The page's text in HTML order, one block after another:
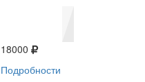
18000
Подробности